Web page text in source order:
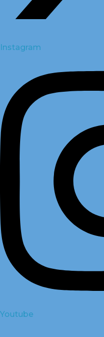
Instagram
Youtube